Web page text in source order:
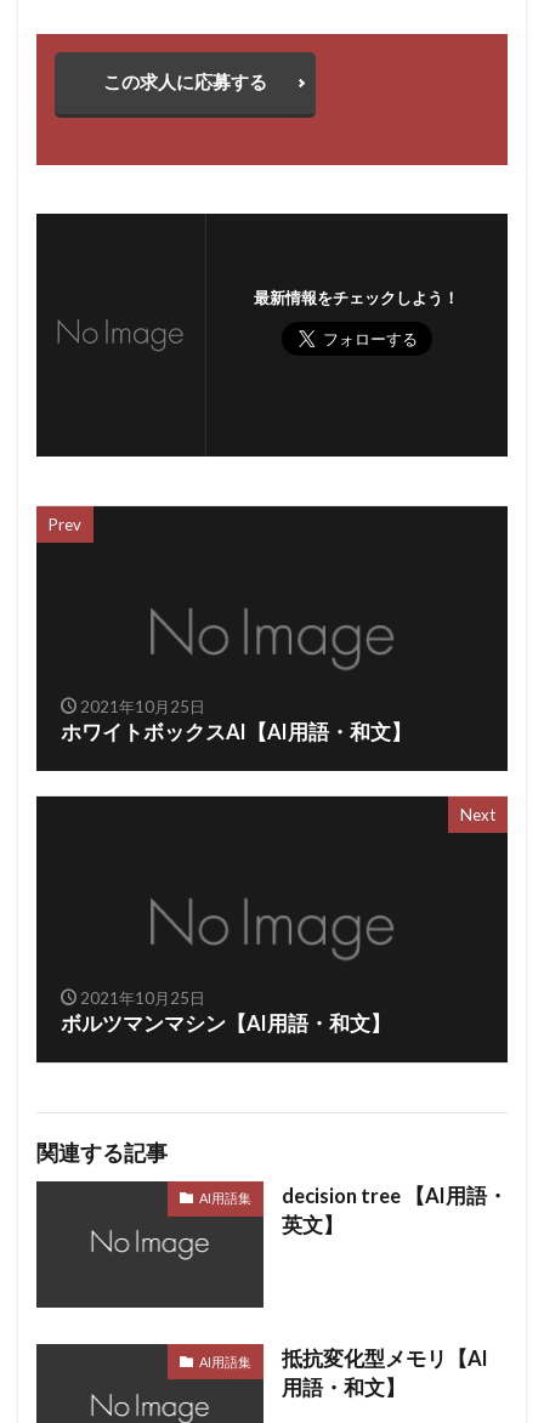
この求人に応募する
最新情報をチェックしよう！
Prev
2021年10月25日
ホワイトボックスAI【AI用語・和文】
Next
2021年10月25日
ボルツマンマシン【AI用語・和文】
関連する記事
AI用語集
decision tree 【AI用語・
英文】
AI用語集
抵抗変化型メモリ【AI
用語・和文】